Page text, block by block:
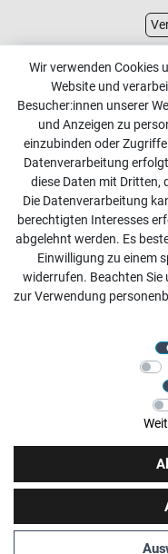
Montag
Anrufe aus dem dt.
Mobilfunknetz ggf.
Wir verwenden Cookies
Website und
Besucher:innen unserer
und Anzeigen zu
einzubinden oder
Datenverarbeitung
diese Daten mit Dritten,
Die Datenverarbeitung
berechtigten Interesses
abgelehnt werden. Es
Einwilligung zu einem
widerrufen. Beachten Sie
zur Verwendung